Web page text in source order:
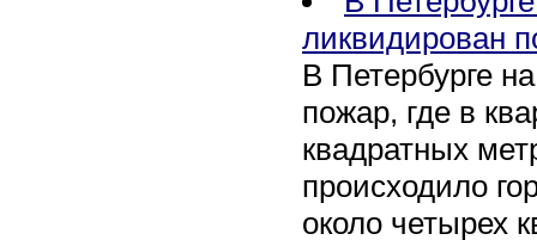
ликвидирован
В Петербурге
пожар, где в
квадратных
происходило
около четырех